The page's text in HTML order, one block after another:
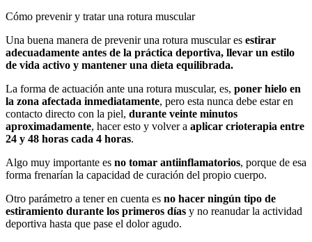
Cómo prevenir y tratar una rotura muscular
Una buena manera de prevenir una rotura muscular es estirar
adecuadamente antes de la práctica deportiva, llevar un estilo
de vida activo y mantener una dieta equilibrada.
La forma de actuación ante una rotura muscular, es, poner hielo en
la zona afectada inmediatamente, pero esta nunca debe estar en
contacto directo con la piel, durante veinte minutos
aproximadamente, hacer esto y volver a aplicar crioterapia entre
24 y 48 horas cada 4 horas.
Algo muy importante es no tomar antiinflamatorios, porque de esa
forma frenarían la capacidad de curación del propio cuerpo.
Otro parámetro a tener en cuenta es no hacer ningún tipo de
estiramiento durante los primeros días y no reanudar la actividad
deportiva hasta que pase el dolor agudo.